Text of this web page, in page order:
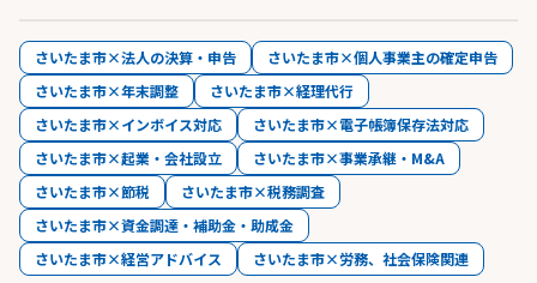
さいたま市×法人の決算・申告
さいたま市×個人事業主の確定申告
さいたま市×年末調整
さいたま市×経理代行
さいたま市×インボイス対応
さいたま市×電子帳簿保存法対応
さいたま市×起業・会社設立
さいたま市×事業承継・M&A
さいたま市×節税
さいたま市×税務調査
さいたま市×資金調達・補助金・助成金
さいたま市×経営アドバイス
さいたま市×労務、社会保険関連